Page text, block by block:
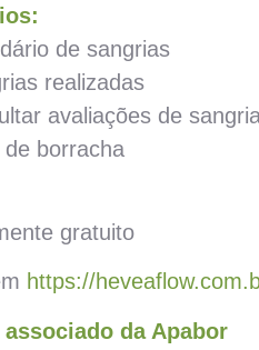
de sangrias
realizadas
avaliações de
borracha
gratuito
https://
da Apabor